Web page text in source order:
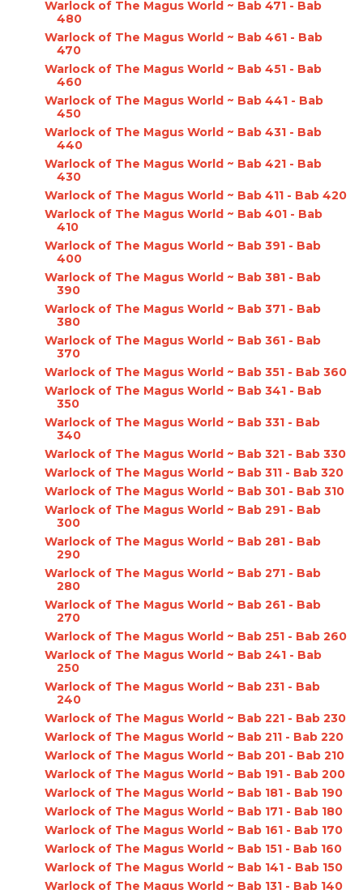
Warlock of The Magus World ~ Bab 471 - Bab
480
Warlock of The Magus World ~ Bab 461 - Bab
470
Warlock of The Magus World ~ Bab 451 - Bab
460
Warlock of The Magus World ~ Bab 441 - Bab
450
Warlock of The Magus World ~ Bab 431 - Bab
440
Warlock of The Magus World ~ Bab 421 - Bab
430
Warlock of The Magus World ~ Bab 411 - Bab 420
Warlock of The Magus World ~ Bab 401 - Bab
410
Warlock of The Magus World ~ Bab 391 - Bab
400
Warlock of The Magus World ~ Bab 381 - Bab
390
Warlock of The Magus World ~ Bab 371 - Bab
380
Warlock of The Magus World ~ Bab 361 - Bab
370
Warlock of The Magus World ~ Bab 351 - Bab 360
Warlock of The Magus World ~ Bab 341 - Bab
350
Warlock of The Magus World ~ Bab 331 - Bab
340
Warlock of The Magus World ~ Bab 321 - Bab 330
Warlock of The Magus World ~ Bab 311 - Bab 320
Warlock of The Magus World ~ Bab 301 - Bab 310
Warlock of The Magus World ~ Bab 291 - Bab
300
Warlock of The Magus World ~ Bab 281 - Bab
290
Warlock of The Magus World ~ Bab 271 - Bab
280
Warlock of The Magus World ~ Bab 261 - Bab
270
Warlock of The Magus World ~ Bab 251 - Bab 260
Warlock of The Magus World ~ Bab 241 - Bab
250
Warlock of The Magus World ~ Bab 231 - Bab
240
Warlock of The Magus World ~ Bab 221 - Bab 230
Warlock of The Magus World ~ Bab 211 - Bab 220
Warlock of The Magus World ~ Bab 201 - Bab 210
Warlock of The Magus World ~ Bab 191 - Bab 200
Warlock of The Magus World ~ Bab 181 - Bab 190
Warlock of The Magus World ~ Bab 171 - Bab 180
Warlock of The Magus World ~ Bab 161 - Bab 170
Warlock of The Magus World ~ Bab 151 - Bab 160
Warlock of The Magus World ~ Bab 141 - Bab 150
Warlock of The Magus World ~ Bab 131 - Bab 140